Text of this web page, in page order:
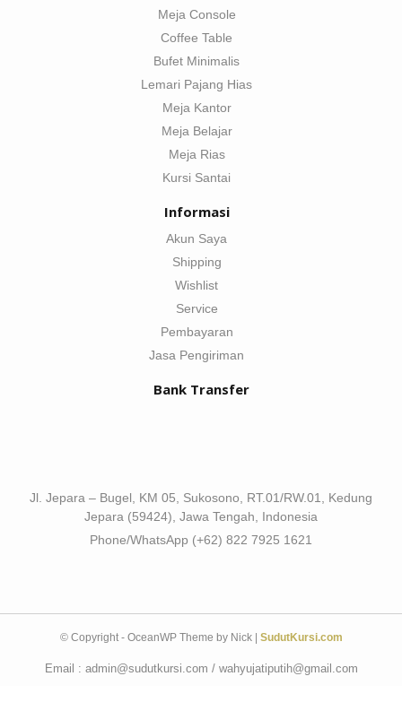
Meja Console
Coffee Table
Bufet Minimalis
Lemari Pajang Hias
Meja Kantor
Meja Belajar
Meja Rias
Kursi Santai
Informasi
Akun Saya
Shipping
Wishlist
Service
Pembayaran
Jasa Pengiriman
Bank Transfer
Jl. Jepara – Bugel, KM 05, Sukosono, RT.01/RW.01, Kedung
Jepara (59424), Jawa Tengah, Indonesia
Phone/WhatsApp (+62) 822 7925 1621
© Copyright - OceanWP Theme by Nick | SudutKursi.com
Email : admin@sudutkursi.com / wahyujatiputih@gmail.com